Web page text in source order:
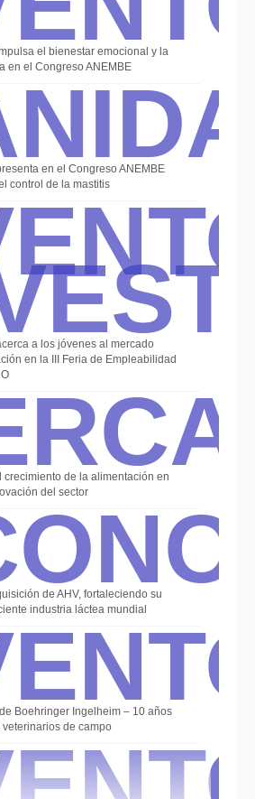
el bienestar emocional y la
en el Congreso ANEMBE
en el Congreso ANEMBE
control de la mastitis
a los jóvenes al mercado
en la III Feria de Empleabilidad
crecimiento de la alimentación en
del sector
de AHV, fortaleciendo su
industria láctea mundial
Boehringer Ingelheim – 10 años
de campo